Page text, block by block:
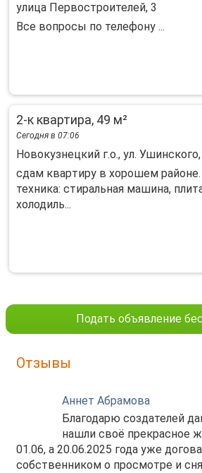
улица Первостроителей, 3
Все вопросы по телефону ...
2-к квартира, 49 м²
Сегодня в 07:06
Новокузнецкий г.о., ул. Ушинского,
cдам квapтиpу в xорошем
техника: cтиpaльнaя мaшинa,
xолодиль...
Подать объявление
Отзывы
Аннет Абрамова
Благодарю создателей
нашли своё прекрасное
01.06, а 20.06.2025 года уже
собственником о просмотре и